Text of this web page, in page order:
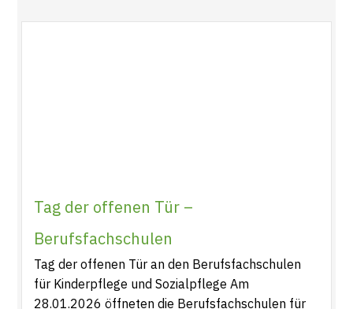
Tag der offenen Tür –
Berufsfachschulen
Tag der offenen Tür an den Berufsfachschulen
für Kinderpflege und Sozialpflege Am
28.01.2026 öffneten die Berufsfachschulen für